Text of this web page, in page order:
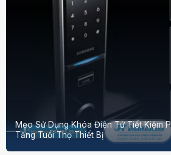
Mẹo Sử Dụng Khóa Điện Tử Tiết Kiệm
Tăng Tuổi Thọ Thiết Bị